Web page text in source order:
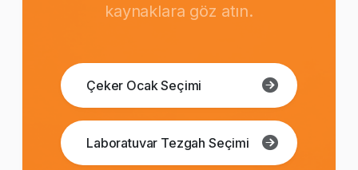
kaynaklara göz atın.
Çeker Ocak Seçimi
Laboratuvar Tezgah Seçimi